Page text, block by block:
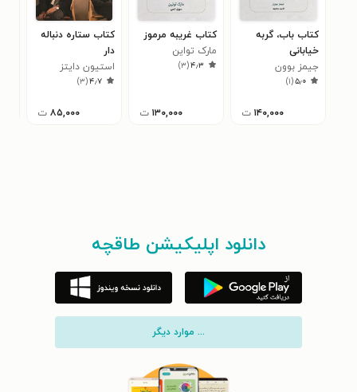
کتاب باب، گربه
خیابانی
جیمز بوون
۵٫۰(۱)
۱۴۰,۰۰۰ ت
کتاب غریبه مرموز
مارک تواین
۴٫۳(۳)
۱۳۰,۰۰۰ ت
کتاب ستاره دنباله
دار
استیون دایتز
۴٫۷(۳)
۸۵,۰۰۰ ت
دانلود اپلیکیشن طاقچه
... موارد دیگر